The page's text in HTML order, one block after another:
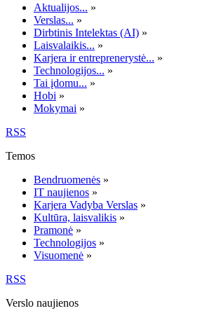
Aktualijos... »
Verslas... »
Dirbtinis Intelektas (AI) »
Laisvalaikis... »
Karjera ir entreprenerystė... »
Technologijos... »
Tai įdomu... »
Hobi »
Mokymai »
RSS
Temos
Bendruomenės »
IT naujienos »
Karjera Vadyba Verslas »
Kultūra, laisvalikis »
Pramonė »
Technologijos »
Visuomenė »
RSS
Verslo naujienos